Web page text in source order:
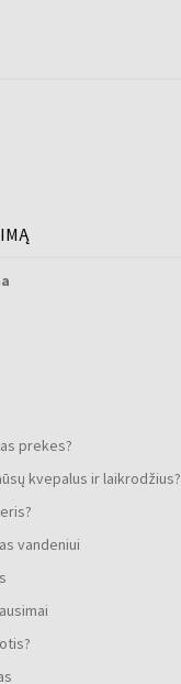
prekes?
kvepalus ir laikrodžius?
vandeniui